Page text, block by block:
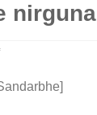
nirguna